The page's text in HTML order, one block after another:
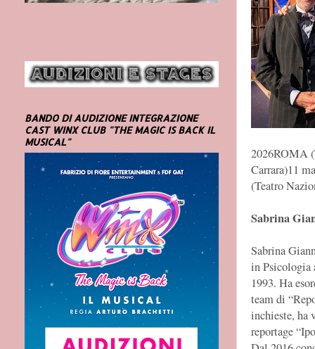
2026ROMA
Carrara)11
(Teatro
Sabrina
Sabrina
in Psicologia
1993. Ha
team di
inchieste, ha
reportage
BANDO DI AUDIZIONE INTEGRAZIONE
CAST WINX CLUB "THE MAGIC IS BACK IL
MUSICAL"